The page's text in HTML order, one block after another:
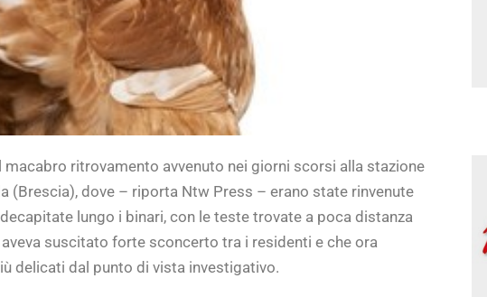
macabro ritrovamento avvenuto nei giorni scorsi alla stazione
(Brescia), dove – riporta Ntw Press – erano state rinvenute
lungo i binari, con le teste trovate a poca distanza
suscitato forte sconcerto tra i residenti e che ora
delicati dal punto di vista investigativo.